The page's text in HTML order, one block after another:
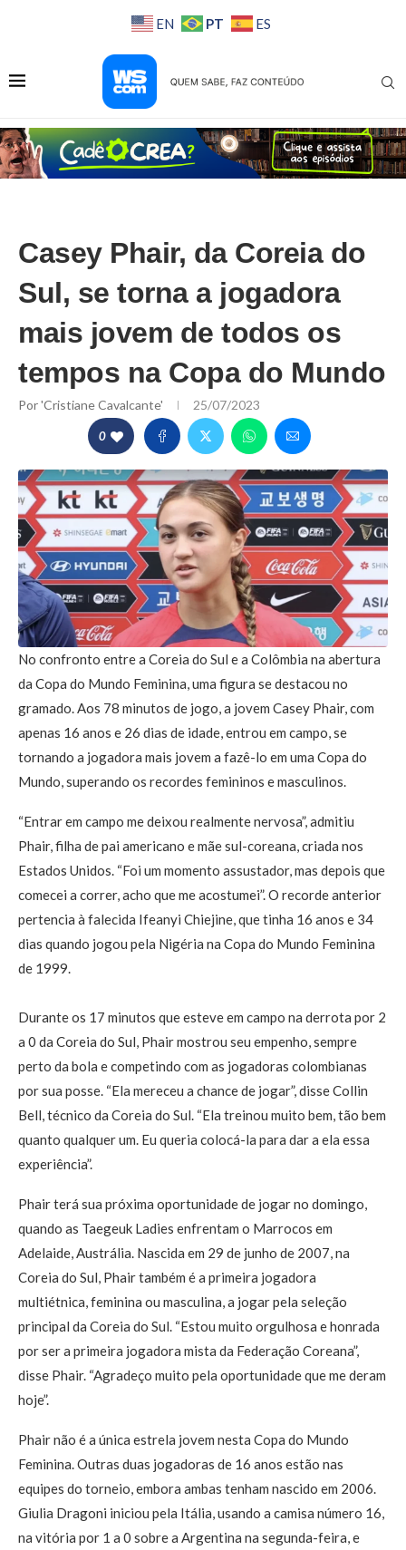
EN PT ES
Casey Phair, da Coreia do
Sul, se torna a jogadora
mais jovem de todos os
tempos na Copa do Mundo
Por'Cristiane Cavalcante' 25/07/2023
0
No confronto entre a Coreia do Sul e a Colômbia na abertura
da Copa do Mundo Feminina, uma figura se destacou no
gramado. Aos 78 minutos de jogo, a jovem Casey Phair, com
apenas 16 anos e 26 dias de idade, entrou em campo, se
tornando a jogadora mais jovem a fazê-lo em uma Copa do
Mundo, superando os recordes femininos e masculinos.
“Entrar em campo me deixou realmente nervosa”, admitiu
Phair, filha de pai americano e mãe sul-coreana, criada nos
Estados Unidos. “Foi um momento assustador, mas depois que
comecei a correr, acho que me acostumei”. O recorde anterior
pertencia à falecida Ifeanyi Chiejine, que tinha 16 anos e 34
dias quando jogou pela Nigéria na Copa do Mundo Feminina
de 1999.
Durante os 17 minutos que esteve em campo na derrota por 2
a 0 da Coreia do Sul, Phair mostrou seu empenho, sempre
perto da bola e competindo com as jogadoras colombianas
por sua posse. “Ela mereceu a chance de jogar”, disse Collin
Bell, técnico da Coreia do Sul. “Ela treinou muito bem, tão bem
quanto qualquer um. Eu queria colocá-la para dar a ela essa
experiência”.
Phair terá sua próxima oportunidade de jogar no domingo,
quando as Taegeuk Ladies enfrentam o Marrocos em
Adelaide, Austrália. Nascida em 29 de junho de 2007, na
Coreia do Sul, Phair também é a primeira jogadora
multiétnica, feminina ou masculina, a jogar pela seleção
principal da Coreia do Sul. “Estou muito orgulhosa e honrada
por ser a primeira jogadora mista da Federação Coreana”,
disse Phair. “Agradeço muito pela oportunidade que me deram
hoje”.
Phair não é a única estrela jovem nesta Copa do Mundo
Feminina. Outras duas jogadoras de 16 anos estão nas
equipes do torneio, embora ambas tenham nascido em 2006.
Giulia Dragoni iniciou pela Itália, usando a camisa número 16,
na vitória por 1 a 0 sobre a Argentina na segunda-feira, e